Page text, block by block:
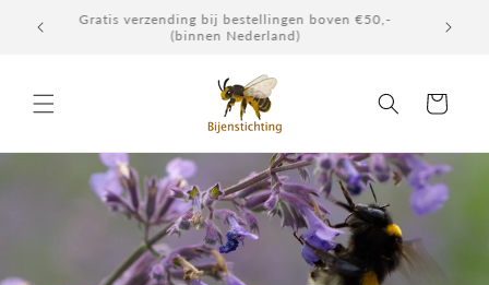
naar deGratis verzending bij bestellingen boven €50,-
(binnen Nederland)
Elke
Winkelwagen